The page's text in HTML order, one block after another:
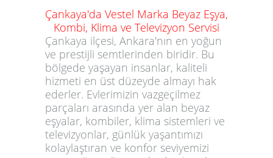
Çankaya'da Vestel Marka Beyaz Eşya,
Kombi, Klima ve Televizyon Servisi
Çankaya ilçesi, Ankara'nın en yoğun
ve prestijli semtlerinden biridir. Bu
bölgede yaşayan insanlar, kaliteli
hizmeti en üst düzeyde almayı hak
ederler. Evlerimizin vazgeçilmez
parçaları arasında yer alan beyaz
eşyalar, kombiler, klima sistemleri ve
televizyonlar, günlük yaşantımızı
kolaylaştıran ve konfor seviyemizi